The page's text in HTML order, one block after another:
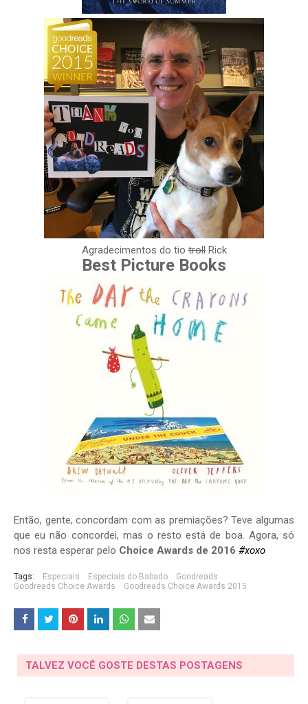
Agradecimentos do tiotrollRick
Best Picture Books
Então, gente, concordam com as premiações? Teve algumas
que eu não concordei, mas o resto está de boa. Agora, só
nos resta esperar pelo Choice Awards de 2016 #xoxo
Tags: Especiais Especiais do Babado
Goodreads
Goodreads Choice Awards
Goodreads Choice Awards 2015
TALVEZ VOCÊ GOSTE DESTAS POSTAGENS